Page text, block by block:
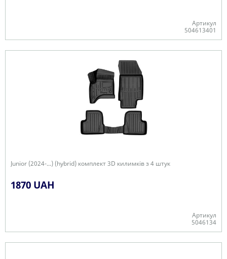
Артикул
504613401
Junior (2024-...) (hybrid) комплект 3D килимків з 4 штук
1870 UAH
Артикул
5046134